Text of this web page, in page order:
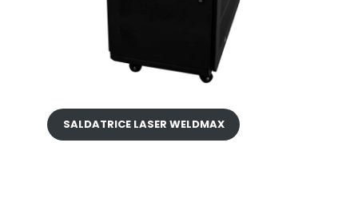
SALDATRICE LASER WELDMAX